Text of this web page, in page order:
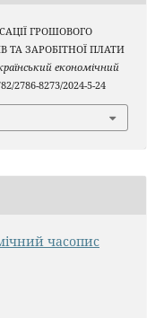
ГРОШОВОГО
ТА ЗАРОБІТНОЇ ПЛАТИ
економічний
2786-8273/2024-5-24
часопис